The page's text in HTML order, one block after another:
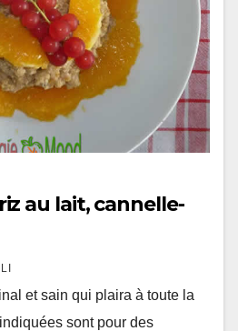
au lait, cannelle-
et sain qui plaira à toute la
sont pour des